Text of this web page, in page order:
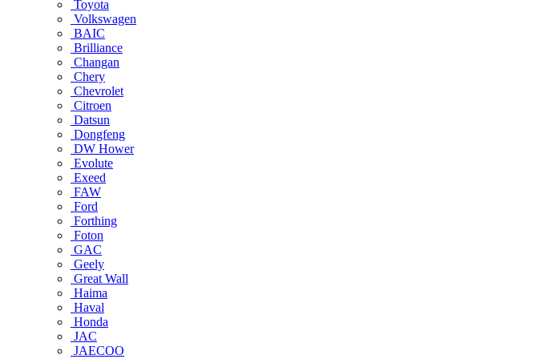
Toyota
Volkswagen
BAIC
Brilliance
Changan
Chery
Chevrolet
Citroen
Datsun
Dongfeng
DW Hower
Evolute
Exeed
FAW
Ford
Forthing
Foton
GAC
Geely
Great Wall
Haima
Haval
Honda
JAC
JAECOO